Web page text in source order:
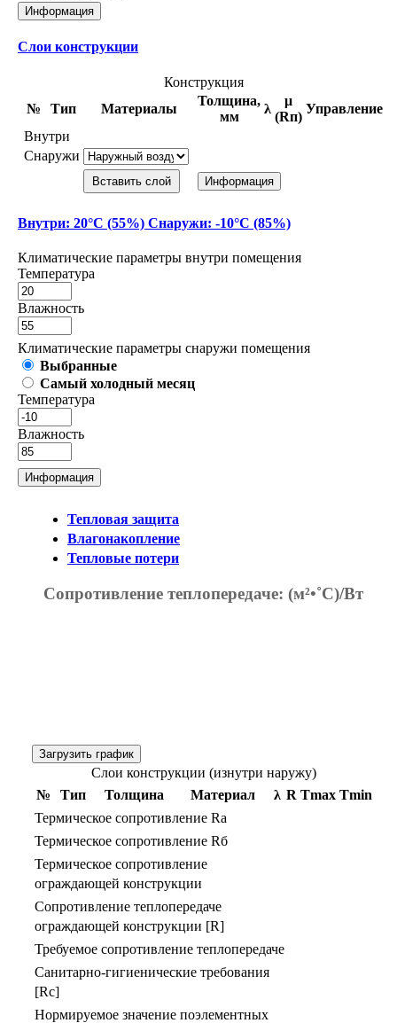
Информация
Слои конструкции
Конструкция
№
Тип Материалы
Толщина,
мм
λ
μ
(Rп)
Управление
Внутри
Снаружи
Вставить слой Информация
Внутри: 20°С (55%) Снаружи: -10°С (85%)
Климатические параметры внутри помещения
Температура
Влажность
Климатические параметры снаружи помещения
Выбранные
Самый холодный месяц
Температура
Влажность
Информация
Тепловая защита
Влагонакопление
Тепловые потери
Сопротивление теплопередаче: (м²•˚С)/Вт
Загрузить график
Слои конструкции (изнутри наружу)
№
Тип Толщина Материал λ R Тmax Тmin
Термическое сопротивление Rа
Термическое сопротивление Rб
Термическое сопротивление
ограждающей конструкции
Сопротивление теплопередаче
ограждающей конструкции [R]
Требуемое сопротивление теплопередаче
Санитарно-гигиенические требования
[Rс]
Нормируемое значение поэлементных